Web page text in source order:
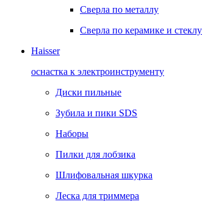
Сверла по металлу
Сверла по керамике и стеклу
Haisser
оснастка к электроинструменту
Диски пильные
Зубила и пики SDS
Наборы
Пилки для лобзика
Шлифовальная шкурка
Леска для триммера